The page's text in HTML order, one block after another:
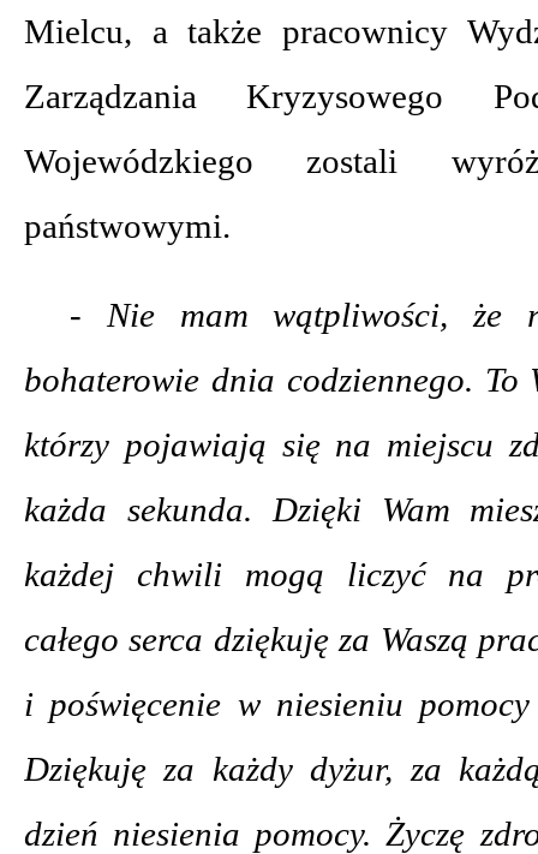
Mielcu, a także pracownicy
Zarządzania Kryzysowego
Wojewódzkiego zostali
państwowymi.
- Nie mam wątpliwości, że
bohaterowie dnia codziennego. To
którzy pojawiają się na miejscu
każda sekunda. Dzięki Wam
każdej chwili mogą liczyć na
całego serca dziękuję za Waszą
i poświęcenie w niesieniu
Dziękuję za każdy dyżur, za
dzień niesienia pomocy. Życzę